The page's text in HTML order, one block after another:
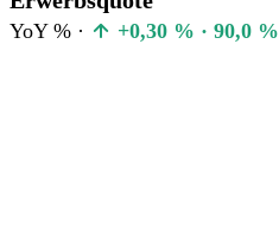
YoY % · +0,30 % · 90,0 %